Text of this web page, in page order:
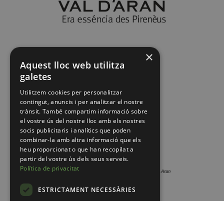
×
Aquest lloc web utilitza
galetes
Utilitzem cookies per personalitzar
contingut, anuncis i per analitzar el nostre
trànsit. També compartim informació sobre
el vostre ús del nostre lloc amb els nostres
socis publicitaris i analítics que poden
combinar-la amb altra informació que els
heu proporcionat o que han recopilat a
partir del vostre ús dels seus serveis.
Política de privacitat
ESTRICTAMENT NECESSÀRIES